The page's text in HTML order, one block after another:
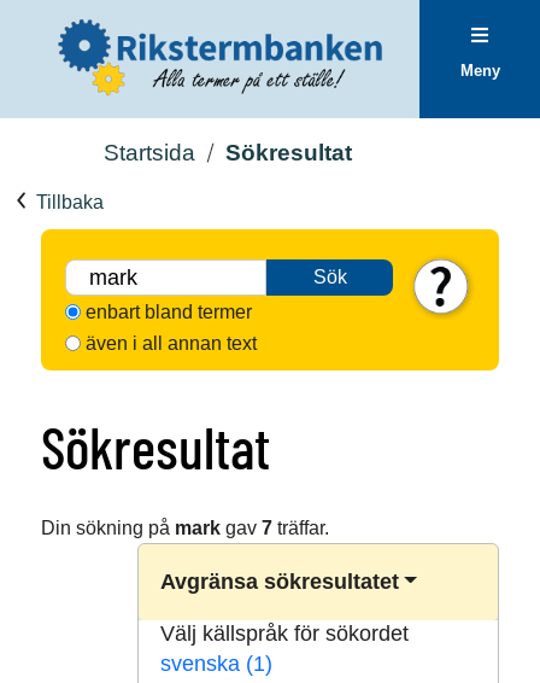
Meny
Startsida Sökresultat
Tillbaka
Sök
enbart bland termer
även i all annan text
Sökresultat
Din sökning på markgav 7träffar.
Avgränsa sökresultatet
Välj källspråk för sökordet
svenska (1)